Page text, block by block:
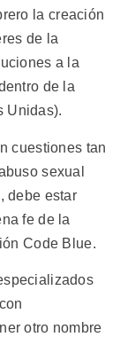
la creación
de la
a la
de la
Unidas).
cuestiones tan
sexual
debe estar
fe de la
Code Blue.
otro nombre